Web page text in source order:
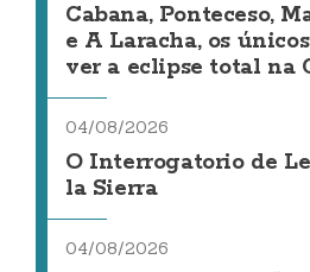
Cabana, Ponteceso,
e A Laracha, os
ver a eclipse total na
04/08/2026
O Interrogatorio de
la Sierra
04/08/2026